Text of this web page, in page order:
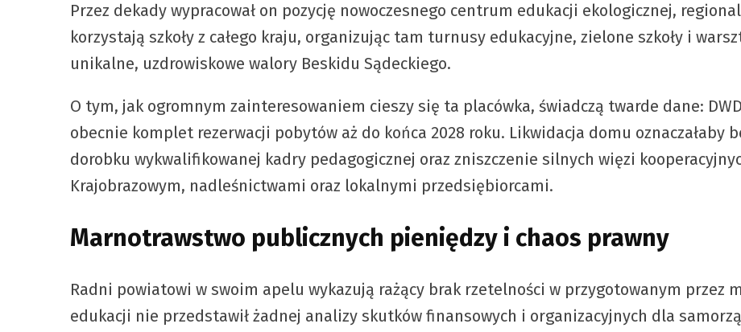
Przez dekady wypracował on pozycję nowoczesnego centrum edukacji ekologicznej,
korzystają szkoły z całego kraju, organizując tam turnusy edukacyjne, zielone szkoły i
unikalne, uzdrowiskowe walory Beskidu Sądeckiego.
O tym, jak ogromnym zainteresowaniem cieszy się ta placówka, świadczą twarde dane:
obecnie komplet rezerwacji pobytów aż do końca 2028 roku. Likwidacja domu oznaczałaby
dorobku wykwalifikowanej kadry pedagogicznej oraz zniszczenie silnych więzi
Krajobrazowym, nadleśnictwami oraz lokalnymi przedsiębiorcami.
Marnotrawstwo publicznych pieniędzy i chaos prawny
Radni powiatowi w swoim apelu wykazują rażący brak rzetelności w przygotowanym przez
edukacji nie przedstawił żadnej analizy skutków finansowych i organizacyjnych dla